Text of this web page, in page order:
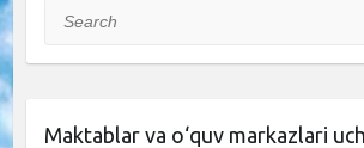
Search
Maktablar va o‘quv markazlari